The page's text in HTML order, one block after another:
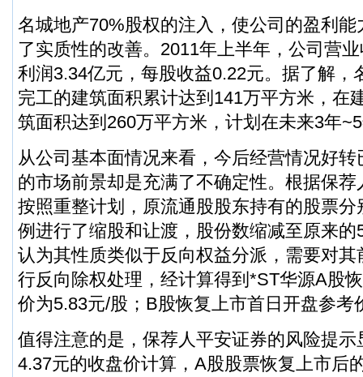
名城地产70%股权的注入，使公司的盈利
了实质性的改善。2011年上半年，公司营
利润3.34亿元，每股收益0.22元。据了解，
完工的建筑面积累计达到141万平方米，在
筑面积达到260万平方米，计划在未来3年
从公司基本面情况来看，今后经营情况好
的市场前景却是充满了不确定性。根据保
按照重整计划，原流通股股东持有的股票
例进行了缩股和让渡，股份数缩减至原来
认为其性质类似于反向权益分派，需要对
行反向除权处理，经计算得到*ST华源A股
价为5.83元/股；B股恢复上市首日开盘参考
值得注意的是，保荐人平安证券的风险提
4.37元的收盘价计算，A股股票恢复上市后